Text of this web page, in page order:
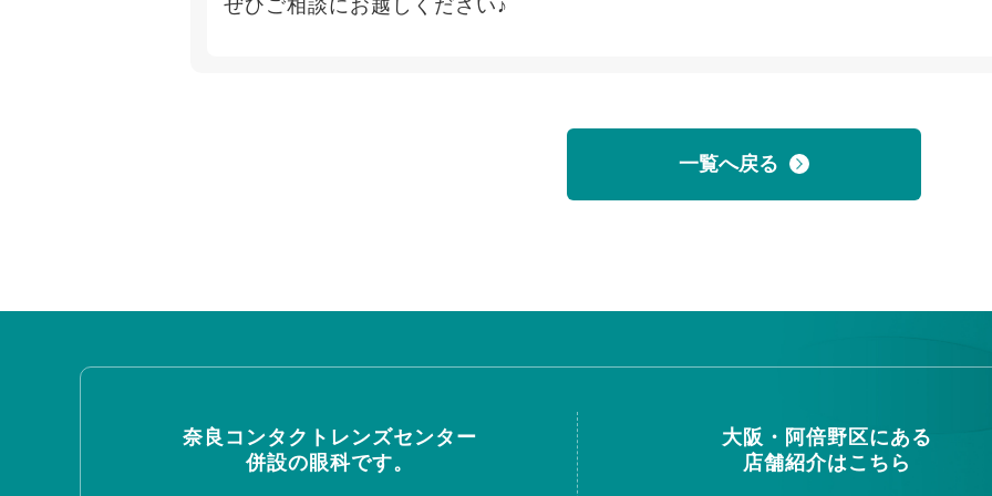
ぜひご相談にお越しください♪
一覧へ戻る
奈良コンタクトレンズセンター
併設の眼科です。
大阪・阿倍野区にある
店舗紹介はこちら